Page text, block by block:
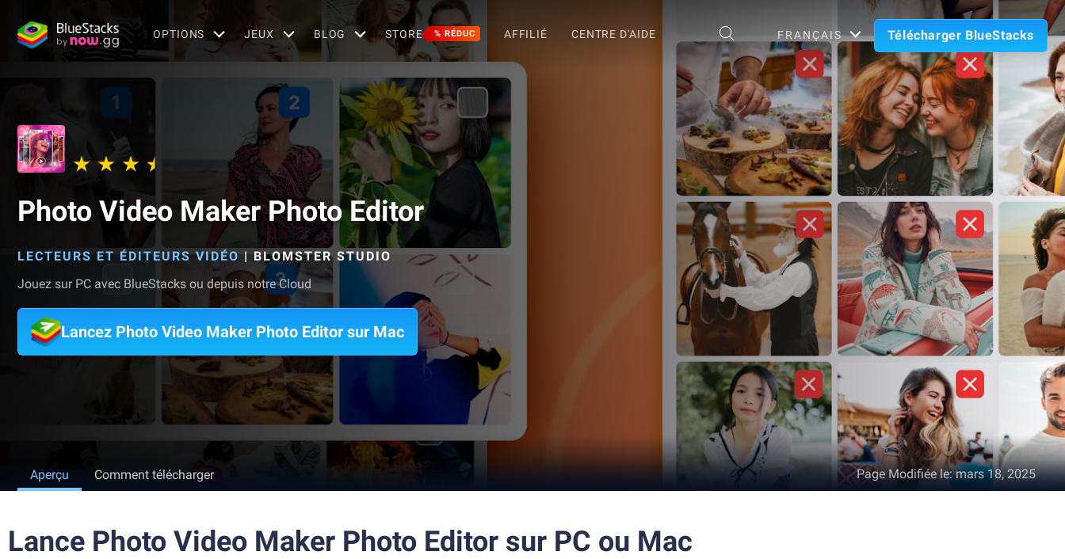
OPTIONS JEUX BLOG STORE % RÉDUC AFFILIÉ CENTRE D'AIDE FRANÇAIS Télécharger BlueStacks
Photo Video Maker Photo Editor
LECTEURS ET ÉDITEURS VIDÉO | BLOMSTER STUDIO
Jouez sur PC avec BlueStacks ou depuis notre Cloud
Lancez Photo Video Maker Photo Editor sur Mac
Aperçu Comment télécharger Page Modifiée le:mars 18, 2025
Lance Photo Video Maker Photo Editor sur PC ou Mac